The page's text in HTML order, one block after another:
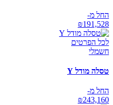
החל מ-
₪191,528
לכל הפרטים
חשמלי
טסלה מודל Y
החל מ-
₪243,160